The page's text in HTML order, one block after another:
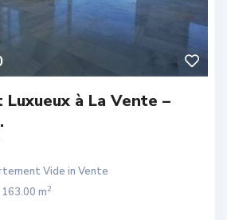
à La Vente –
Vide in Vente
163.00 m2